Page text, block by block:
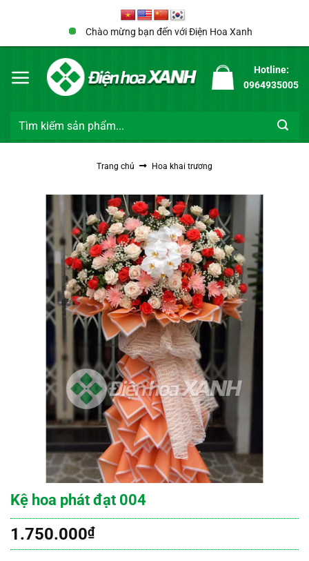
Chào mừng bạn đến với Điện Hoa Xanh
Hotline:
0964935005
Tìm
Trang chủ Hoa khai trương
Kệ hoa phát đạt 004
1.750.000₫